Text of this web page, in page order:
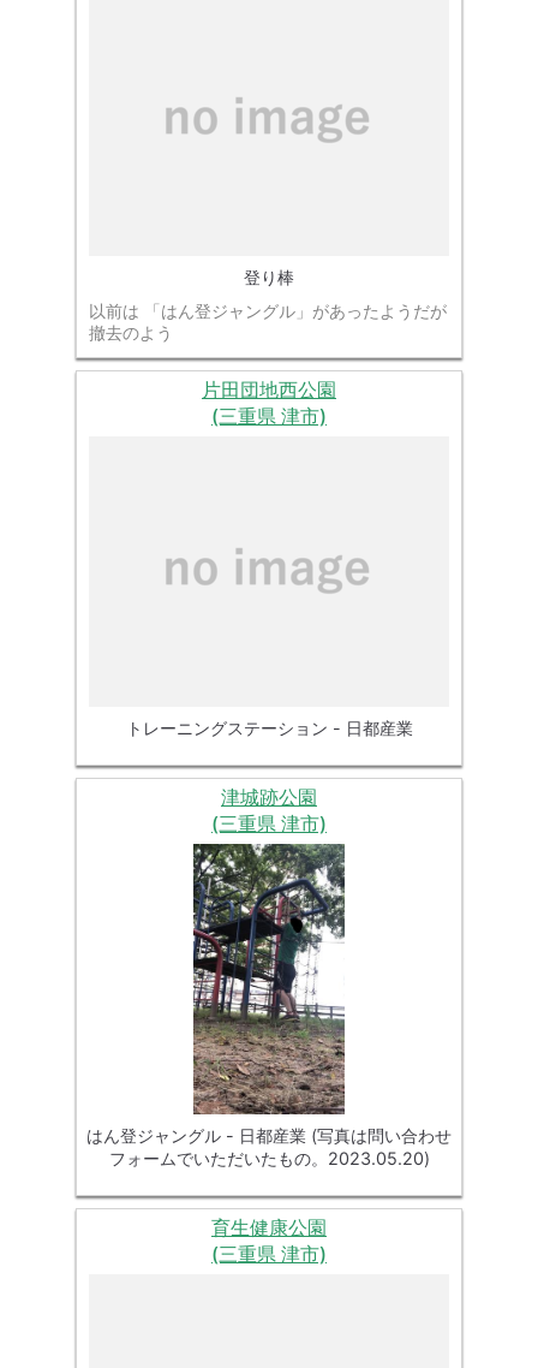
登り棒
以前は 「はん登ジャングル」があったようだが
撤去のよう
片田団地西公園
(三重県 津市)
トレーニングステーション - 日都産業
津城跡公園
(三重県 津市)
はん登ジャングル - 日都産業 (写真は問い合わせ
フォームでいただいたもの。2023.05.20)
育生健康公園
(三重県 津市)